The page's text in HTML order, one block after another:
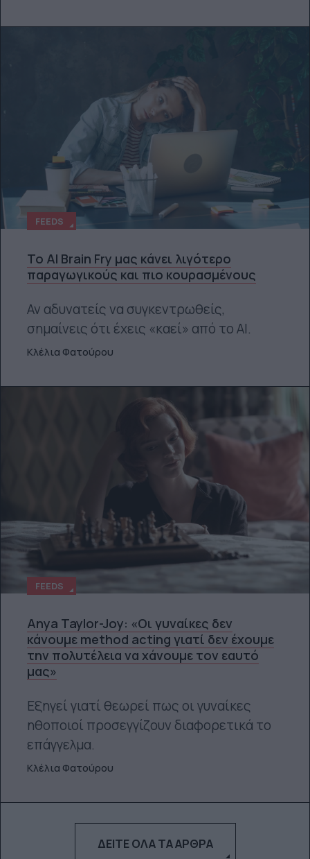
FEEDS
Το AI Brain Fry μας κάνει λιγότερο
παραγωγικούς και πιο κουρασμένους
Αν αδυνατείς να συγκεντρωθείς,
σημαίνεις ότι έχεις «καεί» από το ΑΙ.
Κλέλια Φατούρου
FEEDS
Anya Taylor-Joy: «Οι γυναίκες δεν
κάνουμε method acting γιατί δεν έχουμε
την πολυτέλεια να χάνουμε τον εαυτό
μας»
Εξηγεί γιατί θεωρεί πως οι γυναίκες
ηθοποιοί προσεγγίζουν διαφορετικά το
επάγγελμα.
Κλέλια Φατούρου
ΔΕΊΤΕ ΌΛΑ ΤΑ ΆΡΘΡΑ